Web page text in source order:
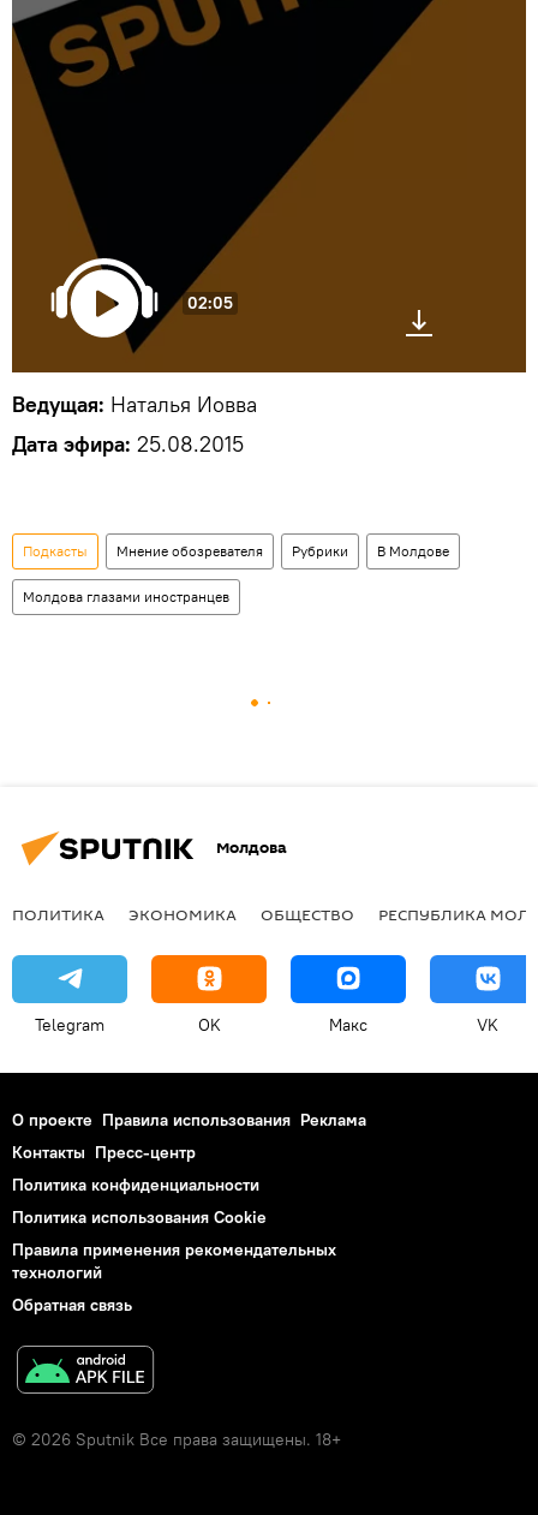
02:05
Ведущая: Наталья Иовва
Дата эфира: 25.08.2015
Подкасты Мнение обозревателя Рубрики В Молдове
Молдова глазами иностранцев
Молдова
ПОЛИТИКА ЭКОНОМИКА ОБЩЕСТВО РЕСПУБЛИКА
Telegram OK Макс VK
О проекте Правила использования Реклама
Контакты Пресс-центр
Политика конфиденциальности
Политика использования Cookie
Правила применения рекомендательных
технологий
Обратная связь
© 2026 Sputnik Все права защищены. 18+